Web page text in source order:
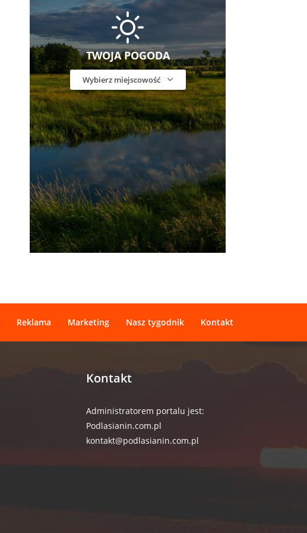
TWOJA POGODA
Wybierz miejscowość
Reklama Marketing Nasz tygodnik Kontakt
Kontakt
Administratorem portalu jest:
Podlasianin.com.pl
kontakt@podlasianin.com.pl